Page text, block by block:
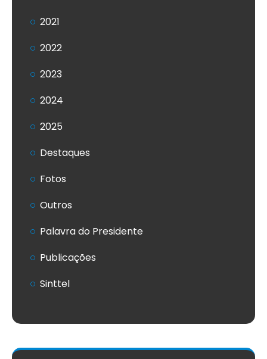
2021
2022
2023
2024
2025
Destaques
Fotos
Outros
Palavra do Presidente
Publicações
Sinttel